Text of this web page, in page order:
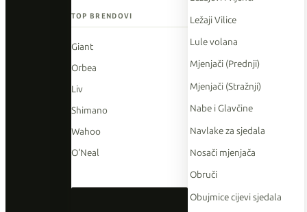
TOP BRENDOVI
Giant
Orbea
Liv
Shimano
Wahoo
O'Neal
Ležaji Vilice
Lule volana
Mjenjači (Prednji)
Mjenjači (Stražnji)
Nabe i Glavčine
Navlake za sjedala
Nosači mjenjača
Obruči
Obujmice cijevi sjedala